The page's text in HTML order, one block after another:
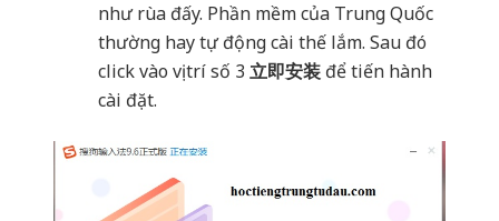
như rùa đấy. Phần mềm của Trung Quốc
thường hay tự động cài thế lắm. Sau đó
click vào vị trí số 3 立即安装 để tiến hành
cài đặt.